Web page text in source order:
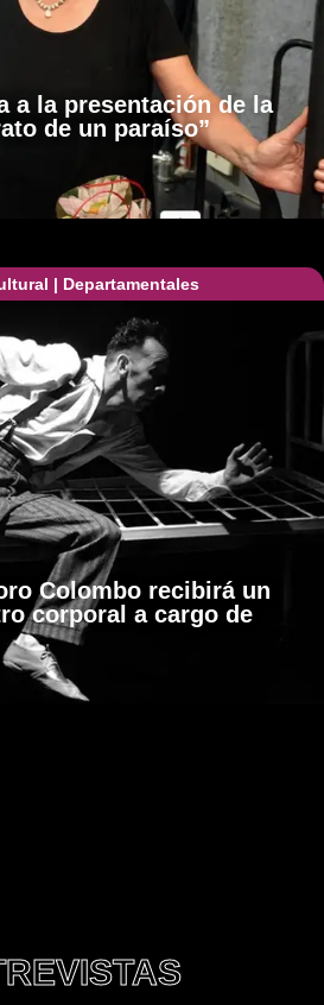
a la presentación de la
de un paraíso”
| Departamentales
Colombo recibirá un
corporal a cargo de